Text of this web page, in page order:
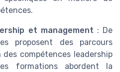
et management : De
proposent des parcours
des compétences leadership
formations abordent la